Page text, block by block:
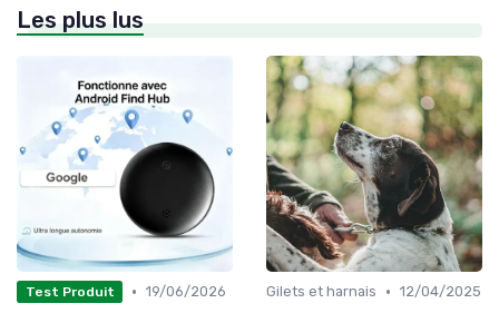
Les plus lus
Test Produit • 19/06/2026
Gilets et harnais • 12/04/2025